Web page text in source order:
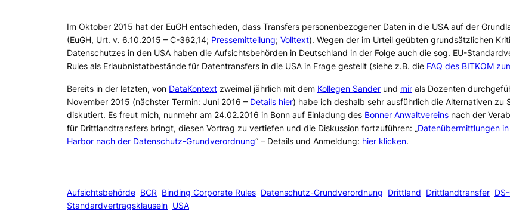
Im Oktober 2015 hat der EuGH entschieden, dass Transfers personenbezogener Daten in die USA auf der
(EuGH, Urt. v. 6.10.2015 – C-362,14; Pressemitteilung; Volltext). Wegen der im Urteil geübten grundsätzlichen
Datenschutzes in den USA haben die Aufsichtsbehörden in Deutschland in der Folge auch die sog. EU-
Rules als Erlaubnistatbestände für Datentransfers in die USA in Frage gestellt (siehe z.B. die FAQ des BITKOM
Bereits in der letzten, von DataKontext zweimal jährlich mit dem Kollegen Sander und mir als Dozenten
November 2015 (nächster Termin: Juni 2016 – Details hier) habe ich deshalb sehr ausführlich die Alternativen
diskutiert. Es freut mich, nunmehr am 24.02.2016 in Bonn auf Einladung des Bonner Anwaltvereins nach der
für Drittlandtransfers bringt, diesen Vortrag zu vertiefen und die Diskussion fortzuführen: „Datenübermittlungen
Harbor nach der Datenschutz-Grundverordnung“ – Details und Anmeldung: hier klicken.
Aufsichtsbehörde BCR Binding Corporate Rules Datenschutz-Grundverordnung Drittland Drittlandtransfer
Standardvertragsklauseln USA